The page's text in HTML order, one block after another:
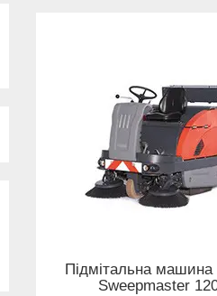
Підмітальна машина
Sweepmaster